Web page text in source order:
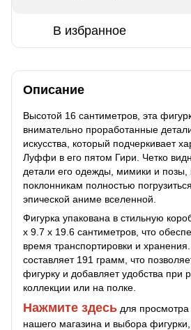
В избранное
Описание
Высотой 16 сантиметров, эта
внимательно проработанные
искусства, который подчеркивает
Луффи в его пятом Гири. Четко
детали его одежды, мимики и позы,
поклонникам полностью
эпической аниме вселенной.
Фигурка упакована в стильную
х 9.7 х 19.6 сантиметров, что
время транспортировки и
составляет 191 грамм, что
фигурку и добавляет удобства при
коллекции или на полке.
Нажмите здесь для просмотра
нашего магазина и выбора фигурки,